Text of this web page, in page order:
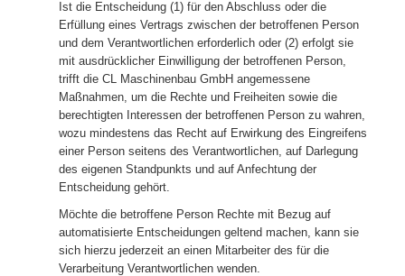
Ist die Entscheidung (1) für den Abschluss oder die
Erfüllung eines Vertrags zwischen der betroffenen Person
und dem Verantwortlichen erforderlich oder (2) erfolgt sie
mit ausdrücklicher Einwilligung der betroffenen Person,
trifft die CL Maschinenbau GmbH angemessene
Maßnahmen, um die Rechte und Freiheiten sowie die
berechtigten Interessen der betroffenen Person zu wahren,
wozu mindestens das Recht auf Erwirkung des Eingreifens
einer Person seitens des Verantwortlichen, auf Darlegung
des eigenen Standpunkts und auf Anfechtung der
Entscheidung gehört.
Möchte die betroffene Person Rechte mit Bezug auf
automatisierte Entscheidungen geltend machen, kann sie
sich hierzu jederzeit an einen Mitarbeiter des für die
Verarbeitung Verantwortlichen wenden.